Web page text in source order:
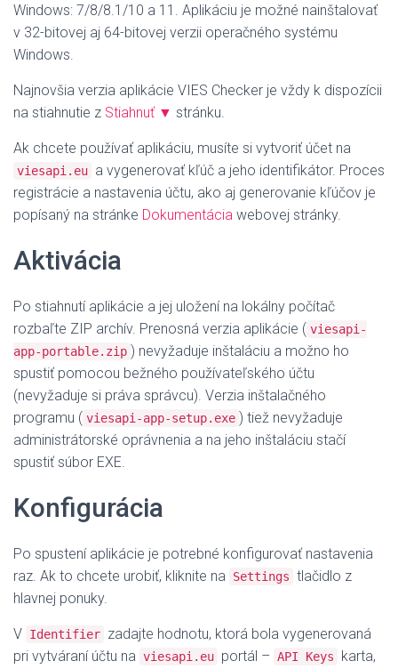
Windows: 7/8/8.1/10 a 11. Aplikáciu je možné nainštalovať
v 32-bitovej aj 64-bitovej verzii operačného systému
Windows.
Najnovšia verzia aplikácie VIES Checker je vždy k dispozícii
na stiahnutie z Stiahnuť ▼ stránku.
Ak chcete používať aplikáciu, musíte si vytvoriť účet na
viesapi.eu a vygenerovať kľúč a jeho identifikátor. Proces
registrácie a nastavenia účtu, ako aj generovanie kľúčov je
popísaný na stránke Dokumentácia webovej stránky.
Aktivácia
Po stiahnutí aplikácie a jej uložení na lokálny počítač
rozbaľte ZIP archív. Prenosná verzia aplikácie ( viesapi-
app-portable.zip ) nevyžaduje inštaláciu a možno ho
spustiť pomocou bežného používateľského účtu
(nevyžaduje si práva správcu). Verzia inštalačného
programu ( viesapi-app-setup.exe ) tiež nevyžaduje
administrátorské oprávnenia a na jeho inštaláciu stačí
spustiť súbor EXE.
Konfigurácia
Po spustení aplikácie je potrebné konfigurovať nastavenia
raz. Ak to chcete urobiť, kliknite na Settings tlačidlo z
hlavnej ponuky.
V Identifier zadajte hodnotu, ktorá bola vygenerovaná
pri vytváraní účtu na viesapi.eu portál – API Keys karta,